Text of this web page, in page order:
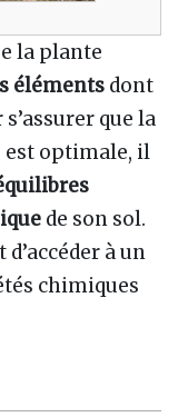
la plante
éléments dont
que la
est optimale, il
de son sol.
à un
chimiques